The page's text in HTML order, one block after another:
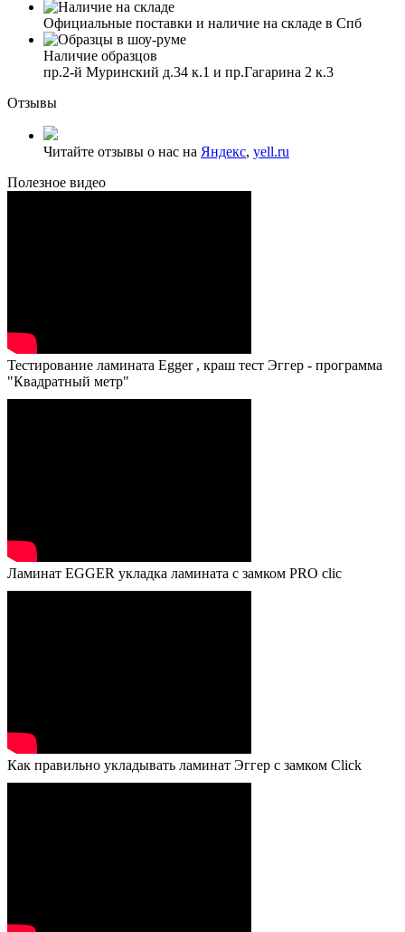
Официальные поставки и наличие на складе в Спб
Наличие образцов
пр.2-й Муринский д.34 к.1 и пр.Гагарина 2 к.3
Отзывы
Читайте отзывы о нас на Яндекс, yell.ru
Полезное видео
Тестирование ламината Egger , краш тест Эггер - программа
"Квадратный метр"
Ламинат EGGER укладка ламината с замком PRO clic
Как правильно укладывать ламинат Эггер с замком Click